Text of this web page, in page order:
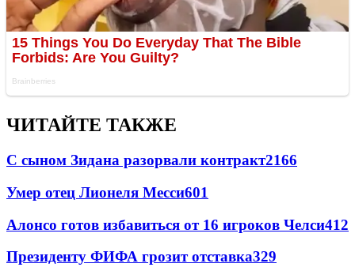
ЧИТАЙТЕ ТАКЖЕ
С сыном Зидана разорвали контракт2166
Умер отец Лионеля Месси601
Алонсо готов избавиться от 16 игроков Челси412
Президенту ФИФА грозит отставка329